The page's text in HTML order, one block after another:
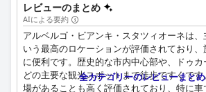
ゲストはまた、快適なベッドを楽しんでおり
広々とした清潔な客室により、快適な滞在
ただし、ホテルの4つ星評価と設備は、サー
特定の不足により、4つ星施設の典型的な期
れていないと感じるゲストもおり、賛否両論
レビューのまとめ
AIによる要約
アルベルゴ・ビアンキ・スタツィオーネは、
いう最高のロケーションが評価されており
に便利です。歴史的な市内中心部や、ドゥカ
どの主要な観光スポットまで徒歩ですぐで
場があることも高く評価されており、特に
全カテゴリーのレビューまと